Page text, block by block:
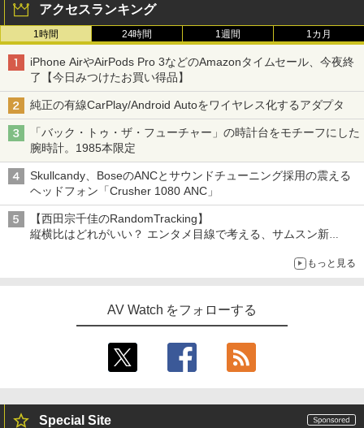
アクセスランキング
1時間 24時間 1週間 1カ月
iPhone AirやAirPods Pro 3などのAmazonタイムセール、今夜終
了【今日みつけたお買い得品】
純正の有線CarPlay/Android Autoをワイヤレス化するアダプタ
「バック・トゥ・ザ・フューチャー」の時計台をモチーフにした
腕時計。1985本限定
Skullcandy、BoseのANCとサウンドチューニング採用の震える
ヘッドフォン「Crusher 1080 ANC」
【西田宗千佳のRandomTracking】
縦横比はどれがいい？ エンタメ目線で考える、サムスン新
もっと見る
AV Watch をフォローする
Special Site